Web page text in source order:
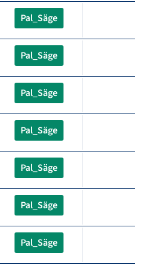
Pal_Säge
Pal_Säge
Pal_Säge
Pal_Säge
Pal_Säge
Pal_Säge
Pal_Säge